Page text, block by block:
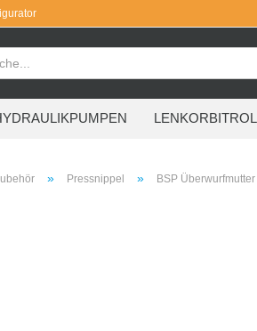
LENKORBITROL
» Pressnippel » BSP Überwurfmutter